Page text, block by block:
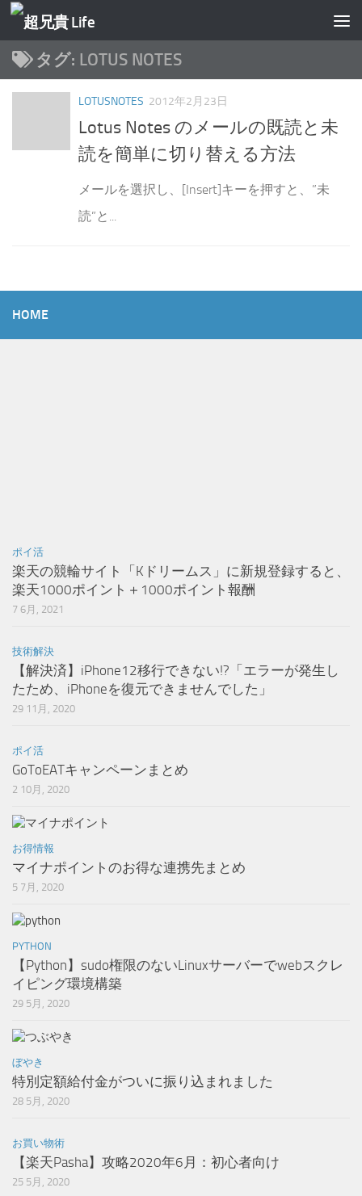
コンテンツへスキップ
タグ: LOTUS NOTES
LOTUSNOTES 2012年2月23日
Lotus Notes のメールの既読と未
読を簡単に切り替える方法
メールを選択し、[Insert]キーを押すと、”未
読”と...
HOME
ポイ活
楽天の競輪サイト「Kドリームス」に新規登録すると、
楽天1000ポイント＋1000ポイント報酬
7 6月, 2021
技術解決
【解決済】iPhone12移行できない!?「エラーが発生し
たため、iPhoneを復元できませんでした」
29 11月, 2020
ポイ活
GoToEATキャンペーンまとめ
2 10月, 2020
お得情報
マイナポイントのお得な連携先まとめ
5 7月, 2020
PYTHON
【Python】sudo権限のないLinuxサーバーでwebスクレ
イピング環境構築
29 5月, 2020
ぼやき
特別定額給付金がついに振り込まれました
28 5月, 2020
お買い物術
【楽天Pasha】攻略2020年6月：初心者向け
25 5月, 2020